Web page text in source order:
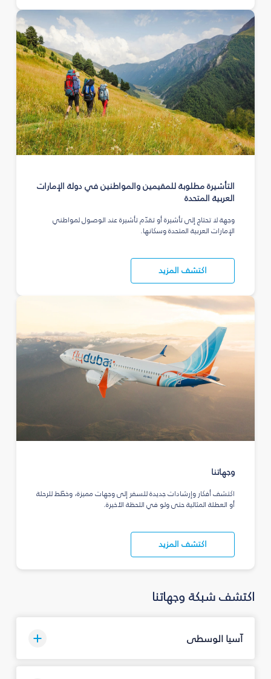
التأشيرة مطلوبة للمقيمين والمواطنين في دولة الإمارات
العربية المتحدة
وجهة لا تحتاج إلى تأشيرة أو تقدّم تأشيرة عند الوصول لمواطني
الإمارات العربية المتحدة وسكانها.
اكتشف المزيد
وجهاتنا
اكتشف أفكار وإرشادات جديدة للسفر إلى وجهات مميزة، وخطّط للرحلة
أو العطلة المثالية حتى ولو في اللحظة الأخيرة.
اكتشف المزيد
اكتشف شبكة وجهاتنا
آسيا الوسطى